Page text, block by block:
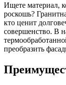
Ищете материал,
роскошь?
кто ценит
совершенство. В
преобразить